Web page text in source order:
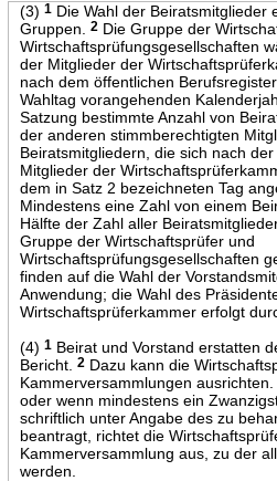
(3) 1Die Wahl der Beiratsmitglieder
Gruppen.
2Die Gruppe der
Wirtschaftsprüfungsgesellschaften
der Mitglieder der
nach dem öffentlichen
Wahltag vorangehenden
Satzung bestimmte Anzahl von
der anderen stimmberechtigten
Beiratsmitgliedern, die sich nach
Mitglieder der
dem in Satz 2 bezeichneten Tag
Mindestens eine Zahl von einem
Hälfte der Zahl aller
Gruppe der Wirtschaftsprüfer und
Wirtschaftsprüfungsgesellschaften
finden auf die Wahl der
Anwendung; die Wahl des
Wirtschaftsprüferkammer erfolgt
(4) 1Beirat und Vorstand erstatten
Bericht.
2Dazu kann die
Kammerversammlungen ausrichten.
oder wenn mindestens ein
schriftlich unter Angabe des zu
beantragt, richtet die
Kammerversammlung aus, zu der
werden.